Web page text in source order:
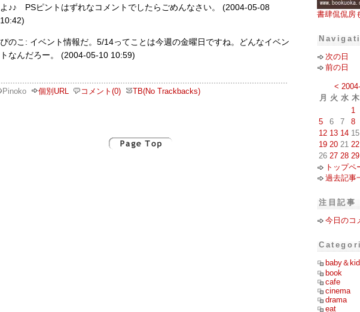
よ♪♪ PSピントはずれなコメントでしたらごめんなさい。 (2004-05-08
10:42)
ぴのこ: イベント情報だ。5/14ってことは今週の金曜日ですね。どんなイベン
トなんだろー。 (2004-05-10 10:59)
Pinoko 個別URL コメント(0) TB(No Trackbacks)
書肆侃侃房
次の日
前の日
<
月
火 水 木
1
5
6 7 8
12 13 14 15
19 20 21 22
26 27 28 29
トップペ
過去記事
注目記事
今日のコ
baby＆
book
cafe
cinema
drama
eat